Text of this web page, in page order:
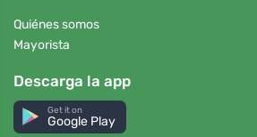
Quiénes somos
Mayorista
Descarga la app
Get it on
Google Play